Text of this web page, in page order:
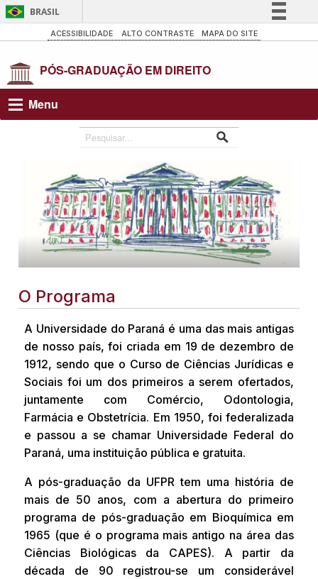
BRASIL
Simplifique!
Participe
Legislação
Canais
ACESSIBILIDADE ALTO CONTRASTE MAPA DO SITE
Menu
O Programa
A Universidade do Paraná é uma das mais antigas
de nosso país, foi criada em 19 de dezembro de
1912, sendo que o Curso de Ciências Jurídicas e
Sociais foi um dos primeiros a serem ofertados,
juntamente com Comércio, Odontologia,
Farmácia e Obstetrícia. Em 1950, foi federalizada
e passou a se chamar Universidade Federal do
Paraná, uma instituição pública e gratuita.
A pós-graduação da UFPR tem uma história de
mais de 50 anos, com a abertura do primeiro
programa de pós-graduação em Bioquímica em
1965 (que é o programa mais antigo na área das
Ciências Biológicas da CAPES). A partir da
década de 90 registrou-se um considerável